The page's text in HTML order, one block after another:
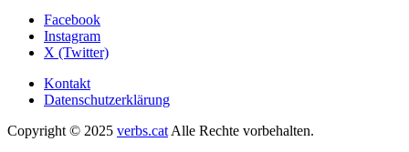
Facebook
Instagram
X (Twitter)
Kontakt
Datenschutzerklärung
Copyright © 2025 verbs.cat Alle Rechte vorbehalten.